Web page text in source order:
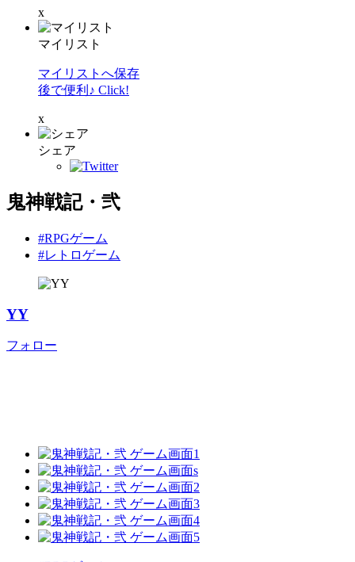
x
マイリスト
マイリストへ保存
後で便利♪ Click!
x
シェア
鬼神戦記・弐
#RPGゲーム
#レトロゲーム
YY
フォロー